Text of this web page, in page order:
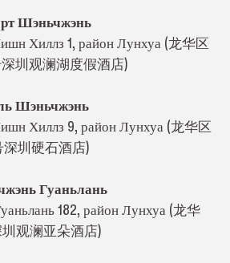
Шэньчжэнь
Хиллз 1, район Лунхуа (龙华区
圳观澜湖度假酒店)
Шэньчжэнь
Хиллз 9, район Лунхуа (龙华区
圳硬石酒店)
Гуаньлань
182, район Лунхуа (龙华
观澜亚朵酒店)